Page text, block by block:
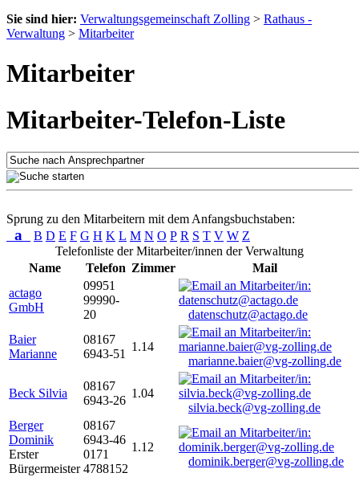
Sie sind hier: Verwaltungsgemeinschaft Zolling > Rathaus -
Verwaltung > Mitarbeiter
Mitarbeiter
Mitarbeiter-Telefon-Liste
Sprung zu den Mitarbeitern mit dem Anfangsbuchstaben:
a B D E F G H K L M N O P R S T V W Z
Telefonliste der Mitarbeiter/innen der Verwaltung
Name
Telefon Zimmer
Mail
actago
GmbH
09951
99990-
20
datenschutz@actago.de
Baier
Marianne
08167
6943-51
1.14
marianne.baier@vg-zolling.de
Beck Silvia
08167
6943-26
1.04
silvia.beck@vg-zolling.de
Berger
Dominik
Erster
Bürgermeister
08167
6943-46
0171
4788152
1.12
dominik.berger@vg-zolling.de